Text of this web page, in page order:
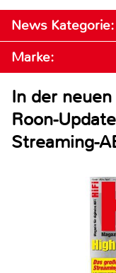
News
Marke:
In der
Roon-
Streaming-